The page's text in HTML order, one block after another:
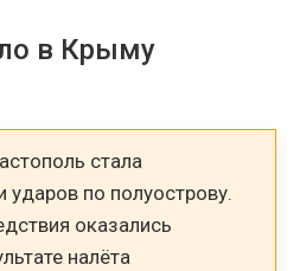
в Крыму
стала
по полуострову.
оказались
налёта